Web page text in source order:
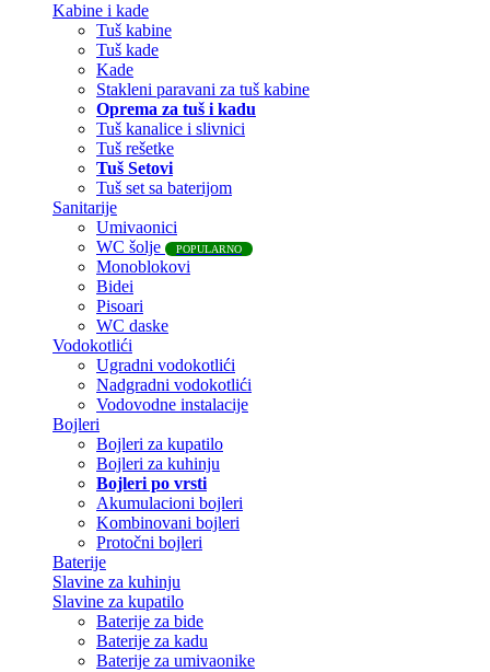
Kabine i kade
Tuš kabine
Tuš kade
Kade
Stakleni paravani za tuš kabine
Oprema za tuš i kadu
Tuš kanalice i slivnici
Tuš rešetke
Tuš Setovi
Tuš set sa baterijom
Sanitarije
Umivaonici
WC šolje
POPULARNO
Monoblokovi
Bidei
Pisoari
WC daske
Vodokotlići
Ugradni vodokotlići
Nadgradni vodokotlići
Vodovodne instalacije
Bojleri
Bojleri za kupatilo
Bojleri za kuhinju
Bojleri po vrsti
Akumulacioni bojleri
Kombinovani bojleri
Protočni bojleri
Baterije
Slavine za kuhinju
Slavine za kupatilo
Baterije za bide
Baterije za kadu
Baterije za umivaonike